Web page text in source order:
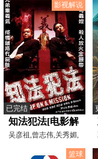
影视解说
已完结
知法犯法[电影解
说]
吴彦祖,曾志伟,关秀媚,
黄树棠,吴志雄,林雪,
篮球